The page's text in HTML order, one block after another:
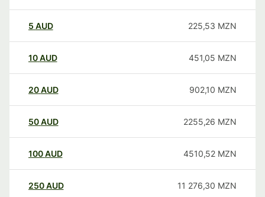
5 AUD 225,53 MZN
10AUD 451,05 MZN
20AUD 902,10 MZN
50AUD 2255,26 MZN
100AUD 4510,52 MZN
250AUD 11 276,30 MZN